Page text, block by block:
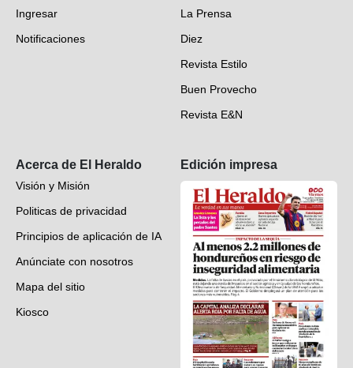
Deportes
Videos
Ingresar
Notificaciones
La Prensa
Diez
Revista Estilo
Buen Provecho
Revista E&N
Acerca de El Heraldo
Visión y Misión
Politicas de privacidad
Principios de aplicación de IA
Anúnciate con nosotros
Mapa del sitio
Kiosco
Edición impresa